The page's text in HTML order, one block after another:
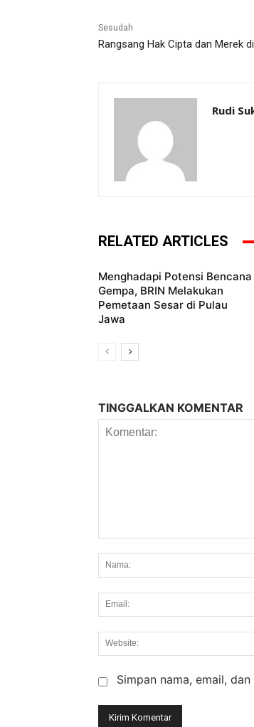
Sesudah
Rangsang Hak Cipta dan Merek
Rudi
RELATED ARTICLES
Menghadapi Potensi Bencana
Gempa, BRIN Melakukan
Pemetaan Sesar di Pulau
Jawa
TINGGALKAN KOMENTAR
Simpan nama, email,